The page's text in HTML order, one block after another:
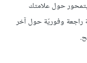
حول علامتك
راجعة وفوريّة حول آخر